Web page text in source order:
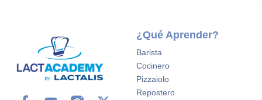
¿Qué Aprender?
Barista
Cocinero
Pizzaiolo
Repostero